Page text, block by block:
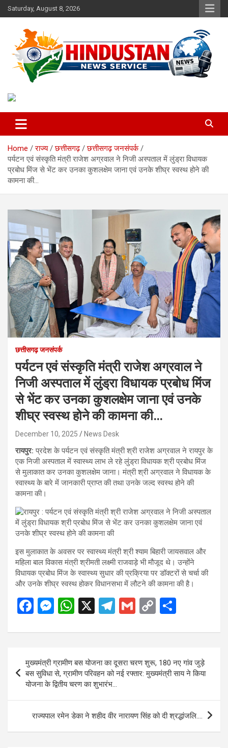
Skip
to
Saturday, August 8, 2026
Hindustan News Service
Home राज्य छत्तीसगढ़
छत्तीसगढ़ जनसंपर्क
पर्यटन एवं संस्कृति मंत्री राजेश अग्रवाल ने निजी अस्पताल में लुंड्रा विधायक
प्रबोध मिंज से भेंट कर उनका कुशलक्षेम जाना एवं उनके शीघ्र स्वस्थ होने की
कामना की…
छत्तीसगढ़ जनसंपर्क
पर्यटन एवं संस्कृति मंत्री राजेश अग्रवाल ने
निजी अस्पताल में लुंड्रा विधायक प्रबोध मिंज
से भेंट कर उनका कुशलक्षेम जाना एवं उनके
शीघ्र स्वस्थ होने की कामना की…
December 10, 2025 News Desk
रायपुर:प्रदेश के पर्यटन एवं संस्कृति मंत्री श्री राजेश अग्रवाल ने रायपुर के
एक निजी अस्पताल में स्वास्थ्य लाभ ले रहे लुंड्रा विधायक श्री प्रबोध मिंज
से मुलाकात कर उनका कुशलक्षेम जाना। मंत्री श्री अग्रवाल ने विधायक के
स्वास्थ्य के बारे में जानकारी प्राप्त की तथा उनके जल्द स्वस्थ होने की
कामना की।
इस मुलाकात के अवसर पर स्वास्थ्य मंत्री श्री श्याम बिहारी जायसवाल और
महिला बाल विकास मंत्री श्रीमती लक्ष्मी राजवाड़े भी मौजूद थे। उन्होंने
विधायक प्रबोध मिंज के स्वास्थ्य सुधार की प्रक्रिया पर डॉक्टरों से चर्चा की
और उनके शीघ्र स्वस्थ होकर विधानसभा में लौटने की कामना की है।
F
ce
b
o
o
k
M
se
g
er
W
at
A
p
p
X
T
e
a
m
G
ail
C
py
Li
n
ar
navigation
मुख्यमंत्री ग्रामीण बस योजना का दूसरा चरण शुरू, 180 नए गांव जुड़े
बस सुविधा से, ग्रामीण परिवहन को नई रफ्तार: मुख्यमंत्री साय ने किया
योजना के द्वितीय चरण का शुभारंभ…
राज्यपाल रमेन डेका ने शहीद वीर नारायण सिंह को दी श्रद्धांजलि….